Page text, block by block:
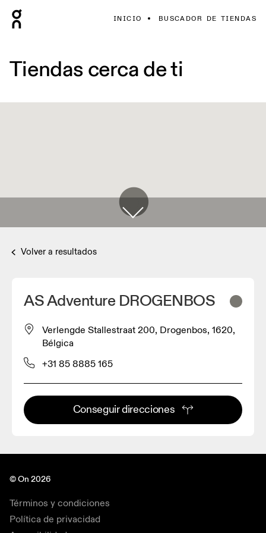
INICIO BUSCADOR DE TIENDAS
Tiendas cerca de ti
Volver a resultados
AS Adventure DROGENBOS
Verlengde Stallestraat 200, Drogenbos, 1620,
Bélgica
+31 85 8885 165
Conseguir direcciones
© On 2026
Términos y condiciones
Política de privacidad